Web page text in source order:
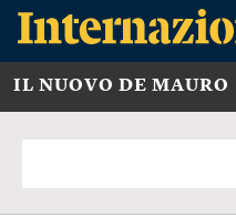
IL NUOVO DE MAURO